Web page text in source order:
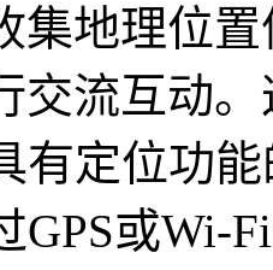
集地理位
交流互动
有定位功
GPS或Wi-